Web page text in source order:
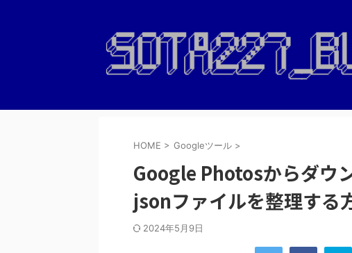
HOME > Googleツール >
Google Photosからダウ
jsonファイルを整理する
2024年5月9日